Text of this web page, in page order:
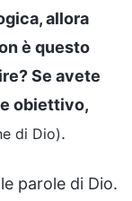
allora
è questo
Se avete
obiettivo,
di Dio).
parole di Dio.